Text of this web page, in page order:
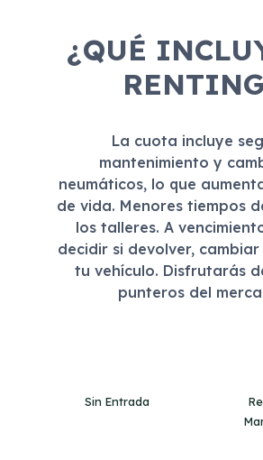
¿QUÉ
La cuota incluye
mantenimiento y
neumáticos, lo que
de vida. Menores tiempos
los talleres. A
decidir si devolver,
tu vehículo. Disfrutarás
punteros del
Sin Entrada